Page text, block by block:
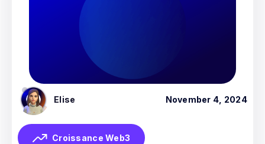
Elise November 4, 2024
Croissance Web3